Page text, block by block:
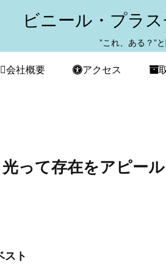
ビニール・プラ
”これ、ある？”
会社概要 アクセス
って存在をアピー
スト